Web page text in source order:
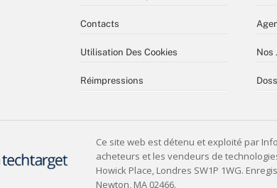
Contacts
Utilisation Des Cookies
Réimpressions
Nos